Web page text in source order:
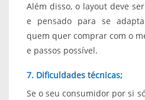
Além disso, o layout deve
e pensado para se
quem quer comprar com o
e passos possível.
7. Dificuldades técnicas;
Se o seu consumidor por si